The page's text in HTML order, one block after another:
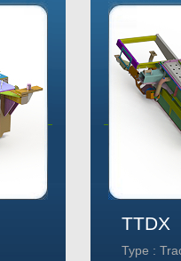
TTDX
Type :